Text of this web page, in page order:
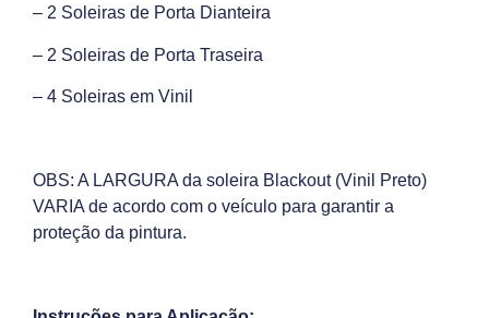
– 2 Soleiras de Porta Dianteira
– 2 Soleiras de Porta Traseira
– 4 Soleiras em Vinil
OBS: A LARGURA da soleira Blackout (Vinil Preto)
VARIA de acordo com o veículo para garantir a
proteção da pintura.